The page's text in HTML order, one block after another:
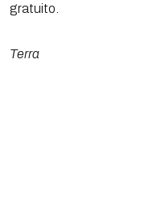
gratuito.
Terra